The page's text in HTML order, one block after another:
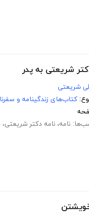
شریعتی به پدر
شریعتی
کتاب‌های زندگینامه و
نامه، نامه دکتر شریعتی،